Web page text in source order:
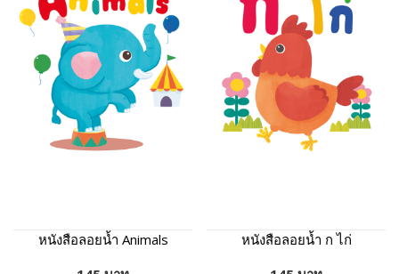
หนังสือลอยน้ำ Animals
หนังสือลอยน้ำ ก ไก่